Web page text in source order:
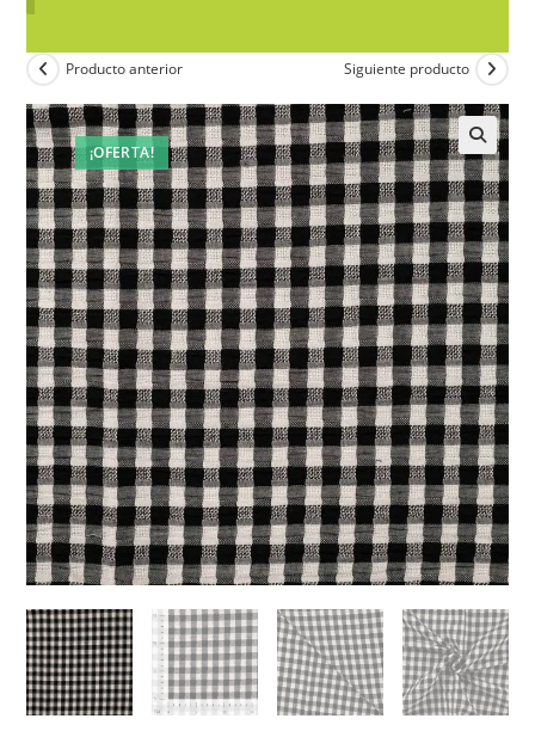
¡OFERTA!
Producto anterior Siguiente producto
🔍